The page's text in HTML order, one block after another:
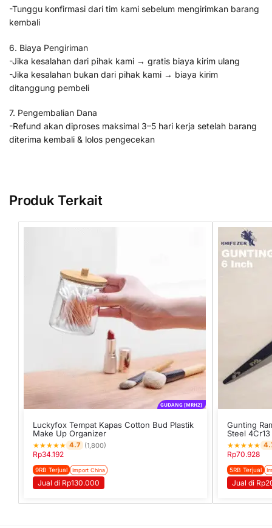
-Tunggu konfirmasi dari tim kami sebelum mengirimkan barang
kembali
6. Biaya Pengiriman
-Jika kesalahan dari pihak kami → gratis biaya kirim ulang
-Jika kesalahan bukan dari pihak kami → biaya kirim
ditanggung pembeli
7. Pengembalian Dana
-Refund akan diproses maksimal 3–5 hari kerja setelah barang
diterima kembali & lolos pengecekan
Produk Terkait
GUDANG [MRH2]
Luckyfox Tempat Kapas Cotton Bud Plastik
Make Up Organizer
★★★★★ 4.7 (1,800)
Rp34.192
9RB Terjual Import China
Jual di Rp130.000
Gunting
Steel 4Cr13
★★★★★
Rp70.928
5RB Terjual
Jual di